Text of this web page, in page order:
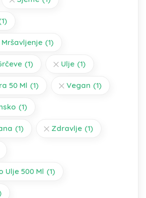
(1)
(1) Ulje (1)
50 Ml (1) Vegan (1)
(1)
(1) Zdravlje (1)
Ulje 500 Ml (1)